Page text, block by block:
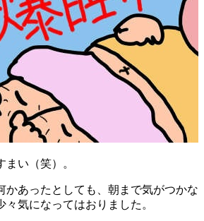
い（笑）。
かあったとしても、朝まで気がつかな
気になってはおりました。